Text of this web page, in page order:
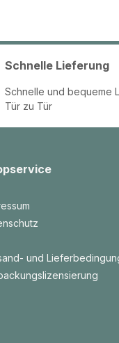
Schnelle Lieferung
Schnelle und bequeme
Tür zu Tür
und